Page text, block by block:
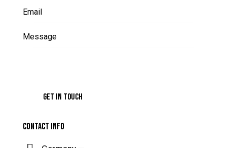
CONTACT INFO